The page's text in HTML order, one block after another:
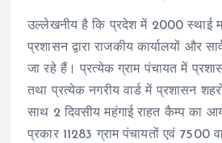
उल्लेखनीय है कि प्रदेश में 2000 स्थाई
प्रशासन द्वारा राजकीय कार्यालयों और
जा रहे हैं। प्रत्येक ग्राम पंचायत में
तथा प्रत्येक नगरीय वार्ड में प्रशासन
साथ 2 दिवसीय महंगाई राहत कैम्प का
प्रकार 11283 ग्राम पंचायतों एवं 7500